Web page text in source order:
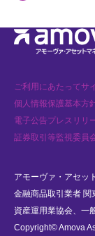
ご利用にあたってサ
個人情報保護基本方
電子公告プレスリリ
証券取引等監視委員
アモーヴァ・アセッ
金融商品取引業者 関
資産運用業協会、一
Copyright© Amova